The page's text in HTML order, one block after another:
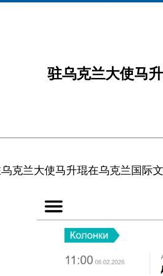
驻乌克兰大使马
克兰大使马升琨在乌克兰国际